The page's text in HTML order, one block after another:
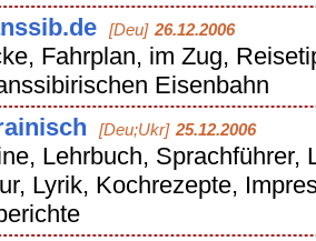
[Deu] 26.12.2006
Fahrplan, im Zug,
Eisenbahn
[Deu;Ukr] 25.12.2006
Lehrbuch, Sprachführer,
Lyrik, Kochrezepte,